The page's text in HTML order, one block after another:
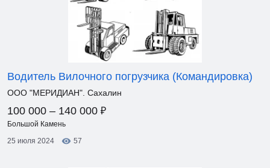
Водитель Вилочного погрузчика (Командировка)
ООО "МЕРИДИАН". Сахалин
100 000 – 140 000 ₽
Большой Камень
25 июля 2024
57